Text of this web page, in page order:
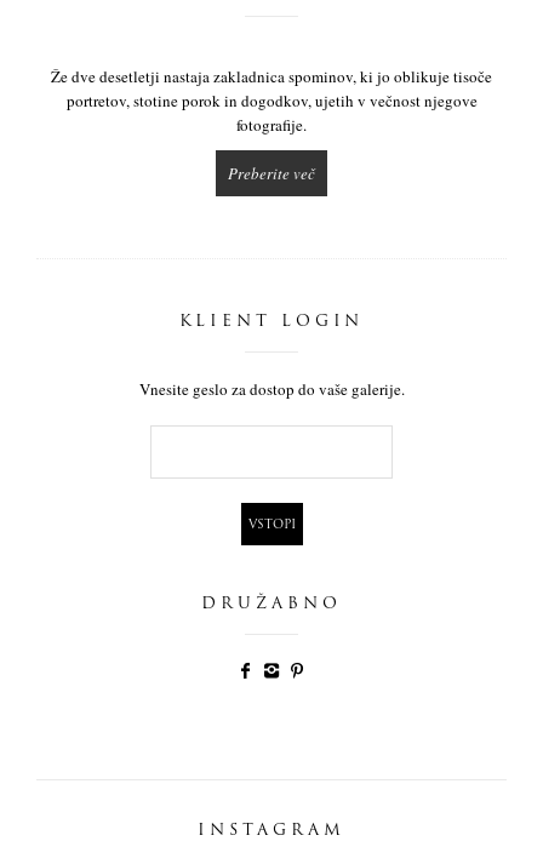
Že dve desetletji nastaja zakladnica spominov, ki jo oblikuje tisoče
portretov, stotine porok in dogodkov, ujetih v večnost njegove
fotografije.
Preberite več
KLIENT LOGIN
Vnesite geslo za dostop do vaše galerije.
DRUŽABNO
INSTAGRAM